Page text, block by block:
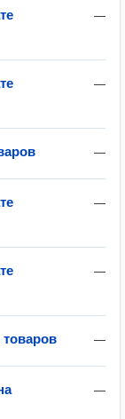
—
—
—
—
—
—
—